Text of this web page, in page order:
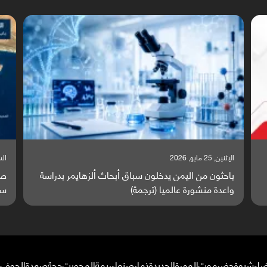
السبت, 23 مايو, 2026
صراع دولي يتصاعد قرب اليمن والبحر الأحمر يتحول إلى
ساحة مواجهة عالمية (ترجمة)